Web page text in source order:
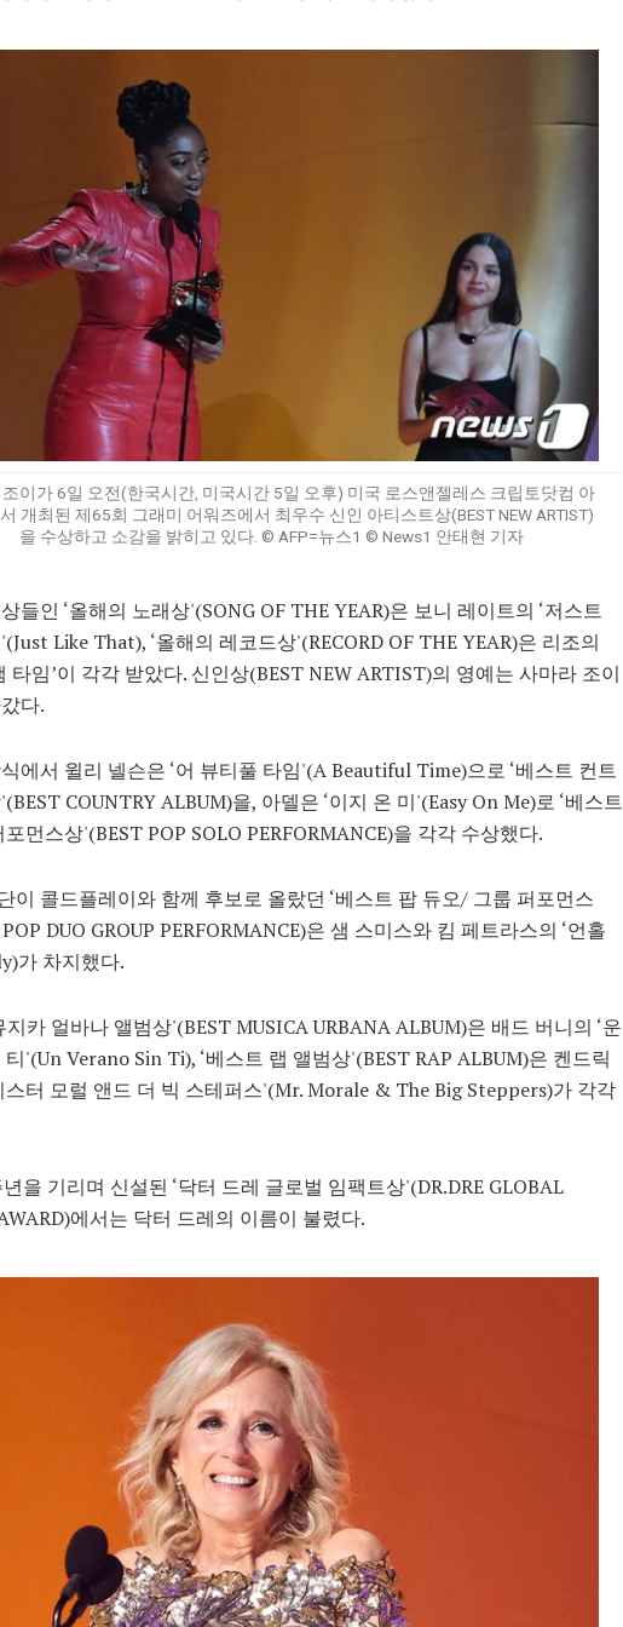
이가 6일 오전(한국시간, 미국시간 5일 오후) 미국 로스앤젤레스 크립토닷컴 아
개최된 제65회 그래미 어워즈에서 최우수 신인 아티스트상(BEST NEW ARTIST)
을 수상하고 소감을 밝히고 있다. © AFP=뉴스1 © News1 안태현 기자
들인 ‘올해의 노래상'(SONG OF THE YEAR)은 보니 레이트의 ‘저스트
Like That), ‘올해의 레코드상'(RECORD OF THE YEAR)은 리조의
타임’이 각각 받았다. 신인상(BEST NEW ARTIST)의 영예는 사마라 조이
다.
에서 윌리 넬슨은 ‘어 뷰티풀 타임'(A Beautiful Time)으로 ‘베스트 컨트
COUNTRY ALBUM)을, 아델은 ‘이지 온 미'(Easy On Me)로 ‘베스트
먼스상'(BEST POP SOLO PERFORMANCE)을 각각 수상했다.
이 콜드플레이와 함께 후보로 올랐던 ‘베스트 팝 듀오/ 그룹 퍼포먼스
DUO GROUP PERFORMANCE)은 샘 스미스와 킴 페트라스의 ‘언홀
가 차지했다.
지카 얼바나 앨범상'(BEST MUSICA URBANA ALBUM)은 배드 버니의 ‘운
'(Un Verano Sin Ti), ‘베스트 랩 앨범상'(BEST RAP ALBUM)은 켄드릭
스터 모럴 앤드 더 빅 스테퍼스'(Mr. Morale & The Big Steppers)가 각각
을 기리며 신설된 ‘닥터 드레 글로벌 임팩트상'(DR.DRE GLOBAL
에서는 닥터 드레의 이름이 불렸다.